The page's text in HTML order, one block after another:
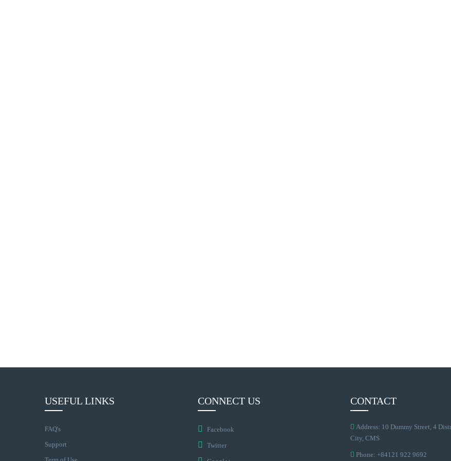
USEFUL LINKS
FAQ's
Support
CONNECT US
Facebook
Twitter
CONTACT
Address: 10 Dummy Street, 4
City, CMS
Phone: +84121 922 9692